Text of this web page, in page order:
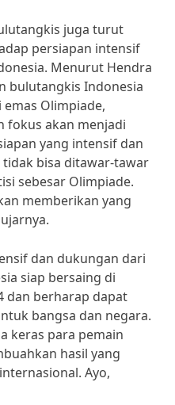
juga turut
persiapan intensif
Menurut Hendra
bulutangkis Indonesia
Olimpiade,
fokus akan menjadi
yang intensif dan
tidak bisa ditawar-tawar
sebesar Olimpiade.
memberikan yang
dan dukungan dari
siap bersaing di
dan berharap dapat
bangsa dan negara.
keras para pemain
hasil yang
Ayo,